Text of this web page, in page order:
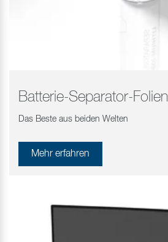
Batterie-Separator-Folien
Das Beste aus beiden Welten
Mehr erfahren